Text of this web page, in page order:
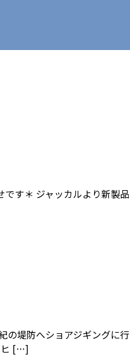
す＊ ジャッカルより新
の堤防へショアジギングに
ヒ […]